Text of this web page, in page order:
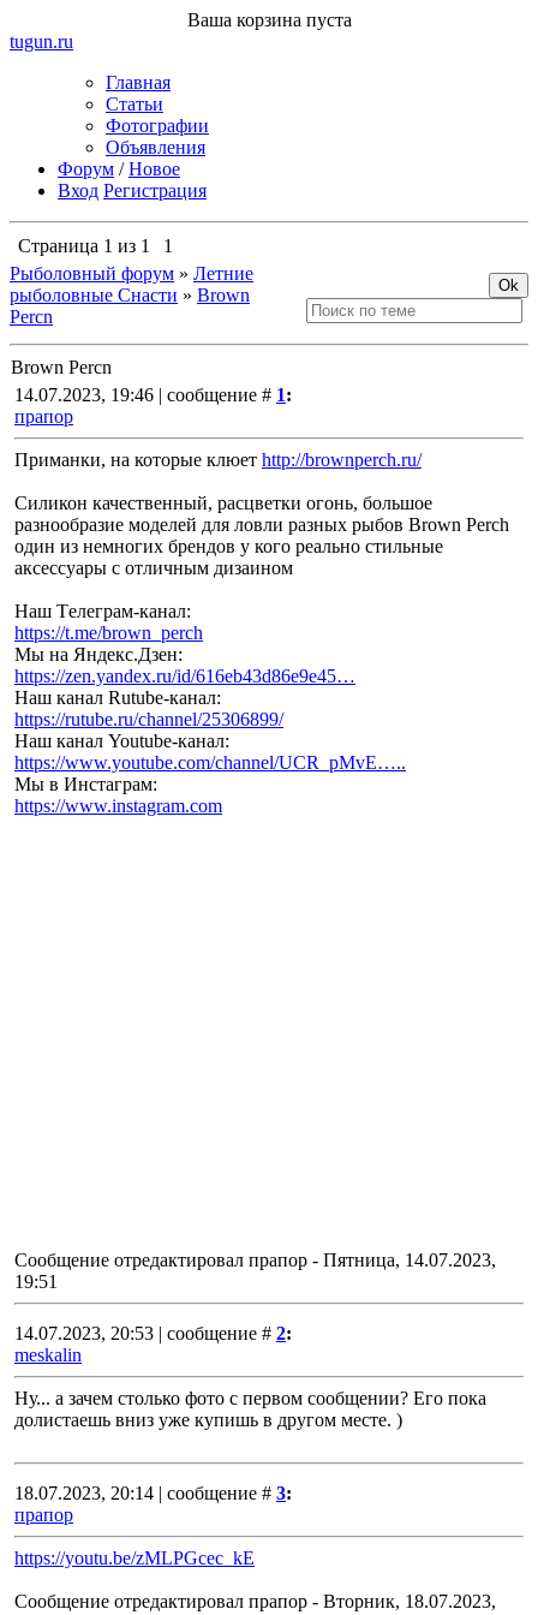
Ваша корзина пуста
tugun.ru
Главная
Статьи
Фотографии
Объявления
Форум /Новое
Вход Регистрация
Страница 1 из 1
1
Рыболовный форум » Летние
рыболовные Снасти » Brown
Percn
Brown Percn
14.07.2023, 19:46 | сообщение # 1:
прапор
Приманки, на которые клюет http://brownperch.ru/
Силикон качественный, расцветки огонь, большое
разнообразие моделей для ловли разных рыбов Brown Perch
один из немногих брендов у кого реально стильные
аксессуары с отличным дизаином
Наш Tелеграм-канал:
https://t.me/brown_perch
Мы на Яндекс.Дзен:
https://zen.yandex.ru/id/616eb43d86e9e45…
Наш канал Rutube-канал:
https://rutube.ru/channel/25306899/
Наш канал Youtube-канал:
https://www.youtube.com/channel/UCR_pMvE…..
Мы в Инстаграм:
https://www.instagram.com
Сообщение отредактировал прапор - Пятница, 14.07.2023,
19:51
14.07.2023, 20:53 | сообщение # 2:
meskalin
Ну... а зачем столько фото с первом сообщении? Его пока
долистаешь вниз уже купишь в другом месте. )
18.07.2023, 20:14 | сообщение # 3:
прапор
https://youtu.be/zMLPGcec_kE
Сообщение отредактировал прапор - Вторник, 18.07.2023,